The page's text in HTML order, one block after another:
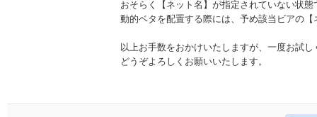
おそらく【ネット名】が指定されていない状
動的ベタを配置する際には、予め該当ビアの
以上お手数をおかけいたしますが、一度お試
どうぞよろしくお願いいたします。